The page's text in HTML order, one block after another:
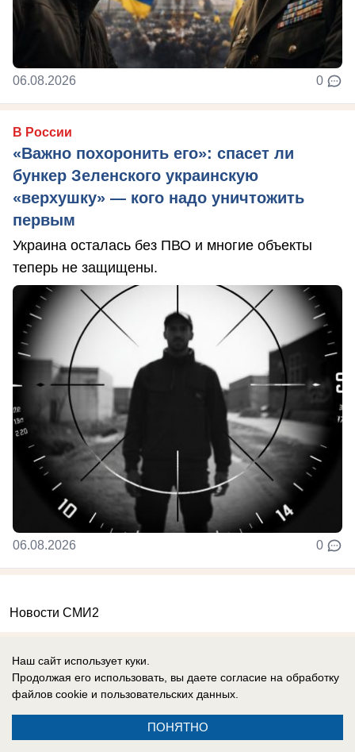
06.08.2026 0
В России
«Важно похоронить его»: спасет ли
бункер Зеленского украинскую
«верхушку» — кого надо уничтожить
первым
Украина осталась без ПВО и многие объекты
теперь не защищены.
06.08.2026 0
Новости СМИ2
Реклама на сайте
О компании
Наш сайт использует куки.
Продолжая его использовать, вы даете согласие на обработку
файлов cookie и пользовательских данных.
ПОНЯТНО